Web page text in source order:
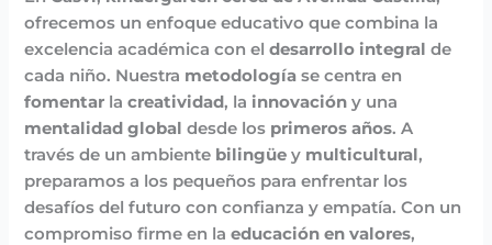
ofrecemos un enfoque educativo que combina la
excelencia académica con eldesarrollo integral de
cada niño. Nuestra metodología se centra en
fomentar la creatividad, la innovación y una
mentalidad global desde los primeros años. A
través de un ambiente bilingüe y multicultural,
preparamos a los pequeños para enfrentar los
desafíos del futuro con confianza y empatía. Con un
compromiso firme en laeducación en valores,